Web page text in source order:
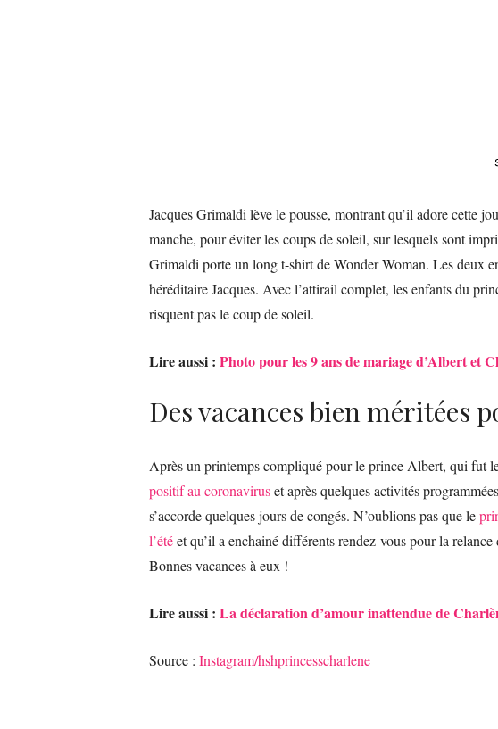
Jacques Grimaldi lève le pousse, montrant qu’il adore cette
manche, pour éviter les coups de soleil, sur lesquels sont
Grimaldi porte un long t-shirt de Wonder Woman. Les deux
héréditaire Jacques. Avec l’attirail complet, les enfants du
risquent pas le coup de soleil.
Lire aussi : Photo pour les 9 ans de mariage d’Albert et
Des vacances bien méritées
Après un printemps compliqué pour le prince Albert, qui fut
positif au coronaviruset après quelques activités
s’accorde quelques jours de congés. N’oublions pas que le
l’étéet qu’il a enchainé différents rendez-vous pour la
Bonnes vacances à eux !
Lire aussi : La déclaration d’amour inattendue de
Source : Instagram/hshprincesscharlene